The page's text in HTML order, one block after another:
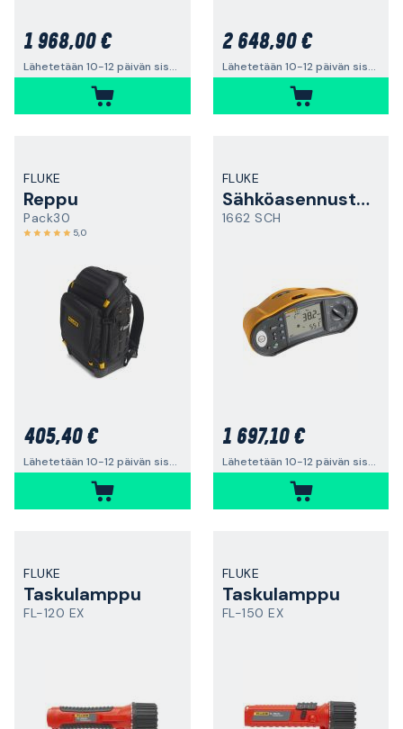
1 968,00 €
Lähetetään 10-12 päivän sisällä
2 648,90 €
Lähetetään 10-12 päivän sisällä
FLUKE
Reppu
Pack30
5,0
405,40 €
Lähetetään 10-12 päivän sisällä
FLUKE
Sähköasennustesteri
1662 SCH
1 697,10 €
Lähetetään 10-12 päivän sisällä
FLUKE
Taskulamppu
FL-120 EX
FLUKE
Taskulamppu
FL-150 EX